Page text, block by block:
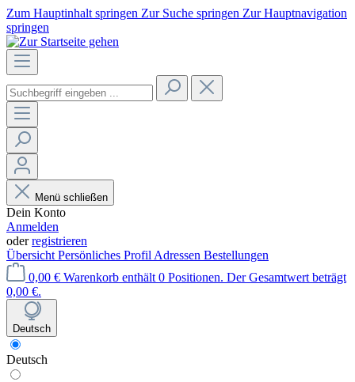
Zum Hauptinhalt springen Zur Suche springen Zur Hauptnavigation
springen
Menü schließen
Dein Konto
Anmelden
oderregistrieren
Übersicht Persönliches Profil Adressen Bestellungen
0,00 € Warenkorb enthält 0 Positionen. Der Gesamtwert beträgt
0,00 €.
Deutsch
Deutsch